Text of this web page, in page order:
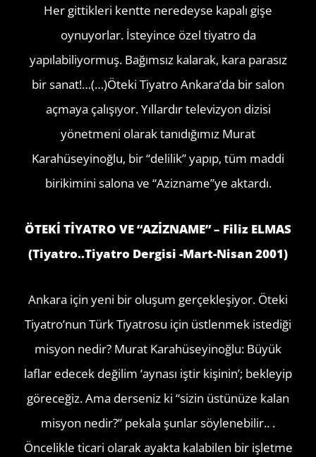
Her gittikleri kentte neredeyse kapalı gişe
oynuyorlar. İsteyince özel tiyatro da
yapılabiliyormuş. Bağımsız kalarak, kara parasız
bir sanat!…(…)Öteki Tiyatro Ankara’da bir salon
açmaya çalışıyor. Yıllardır televizyon dizisi
yönetmeni olarak tanıdığımız Murat
Karahüseyinoğlu, bir “delilik” yapıp, tüm maddi
birikimini salona ve “Azizname”ye aktardı.
ÖTEKİ TİYATRO VE “AZİZNAME” – Filiz ELMAS
(Tiyatro..Tiyatro Dergisi -Mart-Nisan 2001)
Ankara için yeni bir oluşum gerçekleşiyor. Öteki
Tiyatro’nun Türk Tiyatrosu için üstlenmek istediği
misyon nedir? Murat Karahüseyinoğlu: Büyük
laflar edecek değilim ‘aynası iştir kişinin’; bekleyip
göreceğiz. Ama derseniz ki “sizin üstünüze kalan
misyon nedir?” pekala şunlar söylenebilir.. .
Öncelikle ticari olarak ayakta kalabilen bir işletme